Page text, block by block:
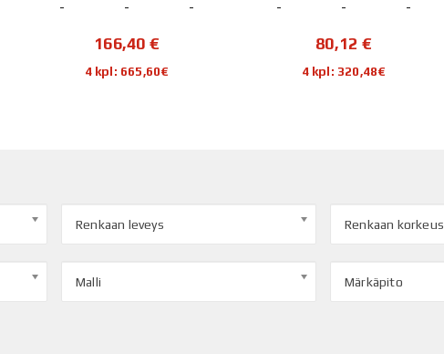
- - -
166,40 €
4 kpl: 665,60€
- - -
80,12 €
4 kpl: 320,48€
Renkaan leveys Renkaan korkeus
Malli Märkäpito